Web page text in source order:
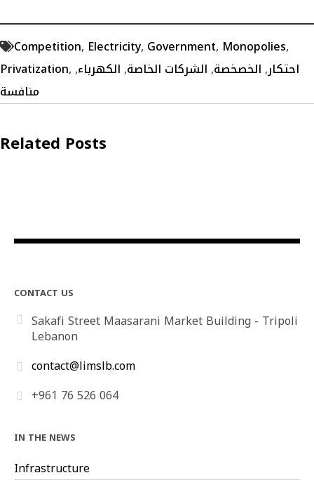
Competition, Electricity, Government, Monopolies,
Privatization, احتكار,الخصخصة,الشركات الخاصة,الكهرباء,
منافسة
Related Posts
CONTACT US
Sakafi Street Maasarani Market Building - Tripoli
Lebanon
contact@limslb.com
+961 76 526 064
IN THE NEWS
Infrastructure